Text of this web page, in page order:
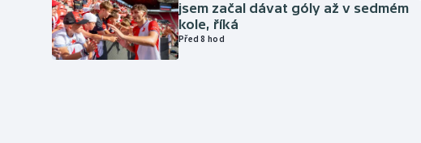
jsem začal dávat góly až v sedmém
kole, říká
Před 8 hod